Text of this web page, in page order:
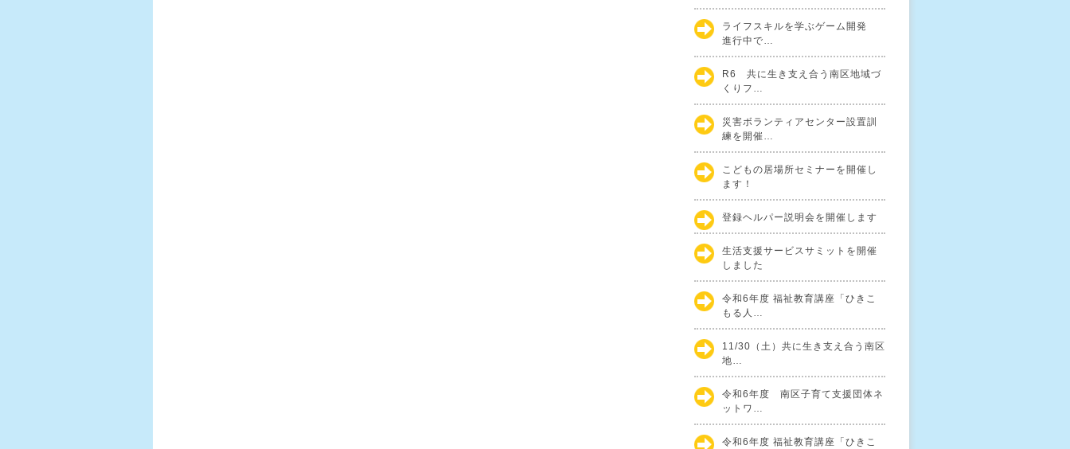
ライフスキルを学ぶゲーム開発
進行中で…
R6 共に生き支え合う南区地域づ
くりフ…
災害ボランティアセンター設置訓
練を開催…
こどもの居場所セミナーを開催し
ます！
登録ヘルパー説明会を開催します
生活支援サービスサミットを開催
しました
令和6年度 福祉教育講座「ひきこ
もる人…
11/30（土）共に生き支え合う南区
地…
令和6年度 南区子育て支援団体ネ
ットワ…
令和6年度 福祉教育講座「ひきこ